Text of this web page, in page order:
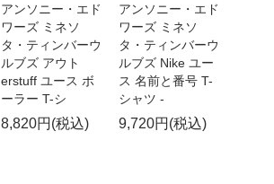
アンソニー・エド
ワーズ ミネソ
タ・ティンバーウ
ルブズ アウト
erstuff ユース ボ
ーラー T-シ
8,820円(税込)
アンソニー・エド
ワーズ ミネソ
タ・ティンバーウ
ルブズ Nike ユー
ス 名前と番号 T-
シャツ -
9,720円(税込)